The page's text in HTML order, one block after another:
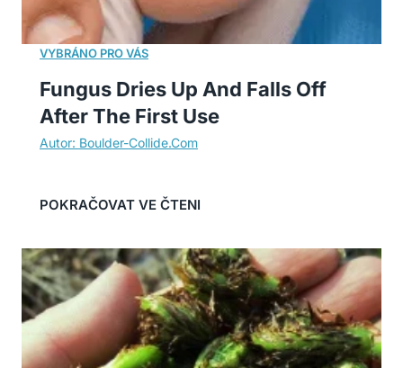
Fungus Dries Up And Falls Off
After The First Use